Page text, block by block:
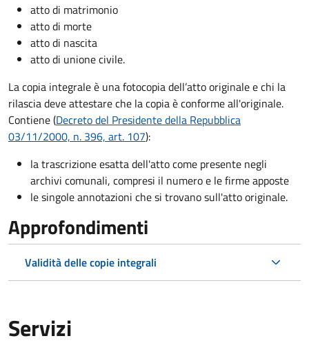
atto di matrimonio
atto di morte
atto di nascita
atto di unione civile.
La copia integrale è una fotocopia dell’atto originale e chi la
rilascia deve attestare che la copia è conforme all'originale.
Contiene (Decreto del Presidente della Repubblica
03/11/2000, n. 396, art. 107):
la trascrizione esatta dell'atto come presente negli
archivi comunali, compresi il numero e le firme apposte
le singole annotazioni che si trovano sull'atto originale.
Approfondimenti
Validità delle copie integrali
Servizi